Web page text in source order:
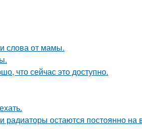
слова от мамы.
что сейчас это доступно.
радиаторы остаются постоянно на